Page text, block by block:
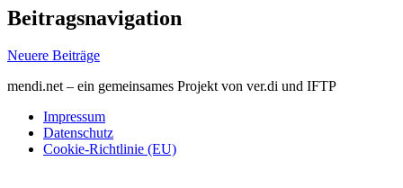
Beitragsnavigation
Neuere Beiträge
mendi.net – ein gemeinsames Projekt von ver.di und IFTP
Impressum
Datenschutz
Cookie-Richtlinie (EU)